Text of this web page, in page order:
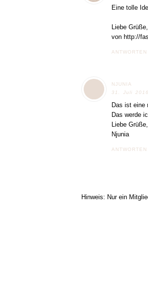
Eine tolle
Liebe
von http://
ANTWORTEN
NJUNIA
31. Juli
Das ist eine
Das werde
Liebe Grüße,
Njunia
ANTWORTEN
Hinweis: Nur ein